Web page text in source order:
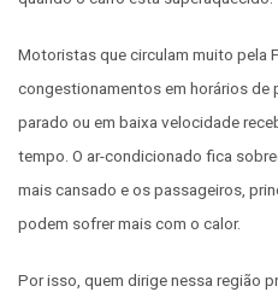
Motoristas que circulam muito pela
congestionamentos em horários de
parado ou em baixa velocidade
tempo. O ar-condicionado fica
mais cansado e os passageiros,
podem sofrer mais com o calor.
Por isso, quem dirige nessa região